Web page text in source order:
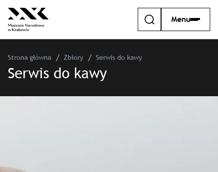
Menu
Strona główna Zbiory Serwis do kawy
Serwis do kawy